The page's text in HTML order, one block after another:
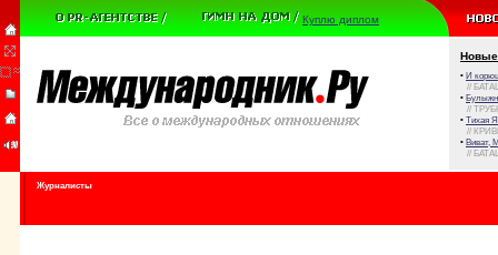
Куплю диплом
Новые
• И
//
•
//
• Тихая
//
• Виват,
//
Журналисты